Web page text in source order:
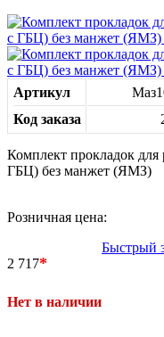
Артикул
Код заказа
Комплект прокладок
ГБЦ) без манжет (ЯМЗ)
Розничная цена:
2 717*
Нет в наличии
Быстрый